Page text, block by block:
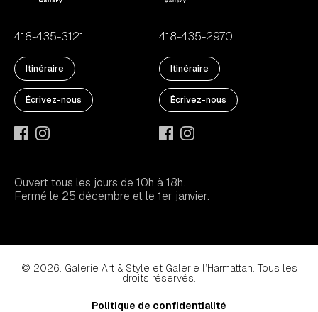
418-435-3121
Itinéraire
Écrivez-nous
418-435-2970
Itinéraire
Écrivez-nous
Ouvert tous les jours de 10h à 18h.
Fermé le 25 décembre et le 1er janvier.
© 2026. Galerie Art & Style et Galerie l’Harmattan. Tous les
droits réservés.
Politique de confidentialité